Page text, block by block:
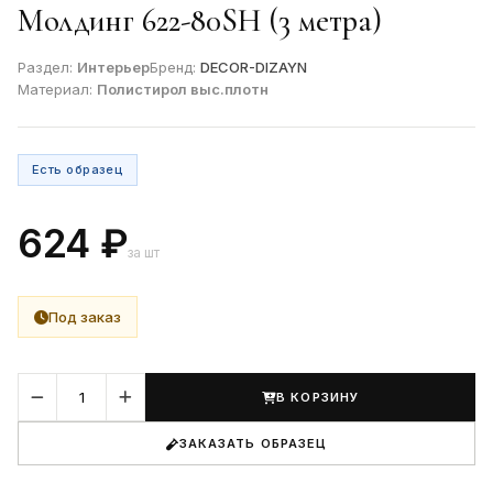
Молдинг 622-80SH (3 метра)
Раздел: ИнтерьерБренд: DECOR-DIZAYN
Материал: Полистирол выс.плотн
Есть образец
624 ₽за шт
Под заказ
В КОРЗИНУ
ЗАКАЗАТЬ ОБРАЗЕЦ